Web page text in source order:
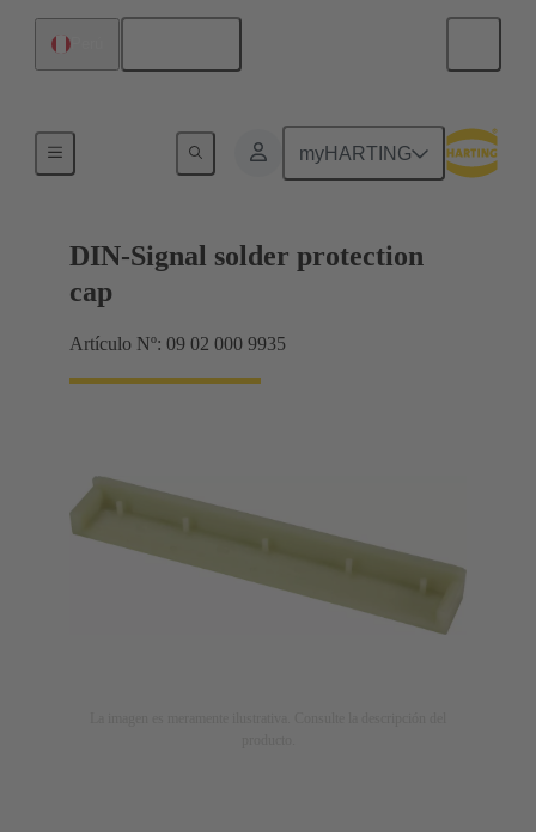
myHARTING
Terminación de placa madre a tarjeta hija
DIN-Signal solder protection
cap
Artículo Nº: 09 02 000 9935